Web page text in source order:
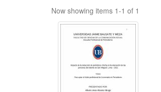
Now showing items 1-1 of 1